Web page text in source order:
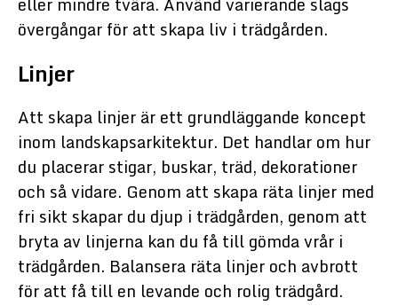
övergångar för att skapa liv i trädgården.
Linjer
Att skapa linjer är ett grundläggande koncept
inom landskapsarkitektur. Det handlar om hur
du placerar stigar, buskar, träd, dekorationer
och så vidare. Genom att skapa räta linjer med
fri sikt skapar du djup i trädgården, genom att
bryta av linjerna kan du få till gömda vrår i
trädgården. Balansera räta linjer och avbrott
för att få till en levande och rolig trädgård.